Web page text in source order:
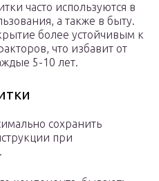
часто используются в
а также в быту.
более устойчивым к
что избавит от
5-10 лет.
сохранить
при